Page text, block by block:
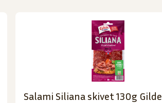
Salami Siliana skivet 130g Gilde